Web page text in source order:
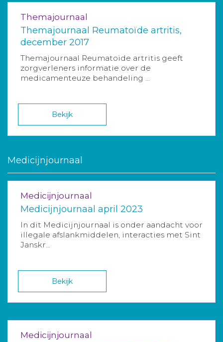
Themajournaal
Themajournaal Reumatoïde artritis,
december 2017
Themajournaal Reumatoïde artritis geeft
zorgverleners informatie over de
medicamenteuze behandeling ...
Bekijk
Medicijnjournaal
Medicijnjournaal
Medicijnjournaal april 2023
In dit Medicijnjournaal is onder aandacht voor
illegale afslankmiddelen, interacties met Sint
Janskr...
Bekijk
Medicijnjournaal